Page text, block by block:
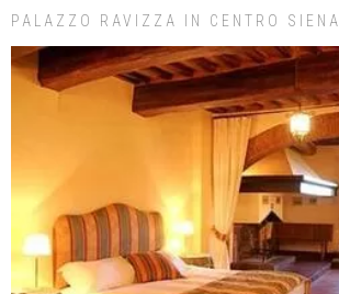
PALAZZO RAVIZZA IN CENTRO SIENA